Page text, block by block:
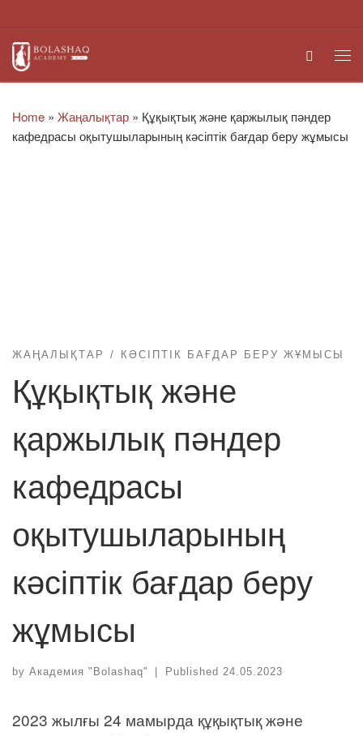
Search
Home » Жаңалықтар » Құқықтық және қаржылық пәндер
кафедрасы оқытушыларының кәсіптік бағдар беру жұмысы
ЖАҢАЛЫҚТАР КӘСІПТІК БАҒДАР БЕРУ ЖҰМЫСЫ
Құқықтық және
қаржылық пәндер
кафедрасы
оқытушыларының
кәсіптік бағдар беру
жұмысы
by Академия "Bolashaq" | Published 24.05.2023
2023 жылғы 24 мамырда құқықтық және